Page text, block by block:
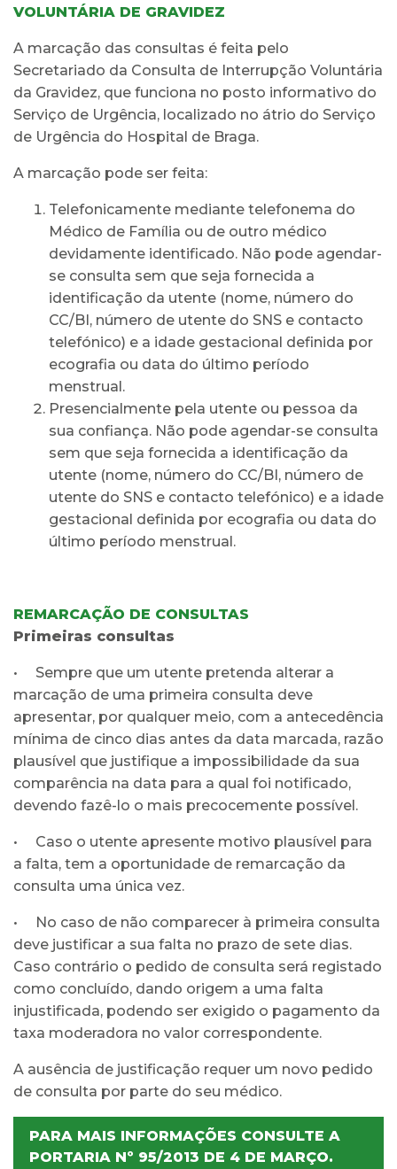
VOLUNTÁRIA DE GRAVIDEZ
A marcação das consultas é feita pelo
Secretariado da Consulta de Interrupção Voluntária
da Gravidez, que funciona no posto informativo do
Serviço de Urgência, localizado no átrio do Serviço
de Urgência do Hospital de Braga.
A marcação pode ser feita:
Telefonicamente mediante telefonema do
Médico de Família ou de outro médico
devidamente identificado. Não pode agendar-
se consulta sem que seja fornecida a
identificação da utente (nome, número do
CC/BI, número de utente do SNS e contacto
telefónico) e a idade gestacional definida por
ecografia ou data do último período
menstrual.
Presencialmente pela utente ou pessoa da
sua confiança. Não pode agendar-se consulta
sem que seja fornecida a identificação da
utente (nome, número do CC/BI, número de
utente do SNS e contacto telefónico) e a idade
gestacional definida por ecografia ou data do
último período menstrual.
REMARCAÇÃO DE CONSULTAS
Primeiras consultas
• Sempre que um utente pretenda alterar a
marcação de uma primeira consulta deve
apresentar, por qualquer meio, com a antecedência
mínima de cinco dias antes da data marcada, razão
plausível que justifique a impossibilidade da sua
comparência na data para a qual foi notificado,
devendo fazê-lo o mais precocemente possível.
• Caso o utente apresente motivo plausível para
a falta, tem a oportunidade de remarcação da
consulta uma única vez.
• No caso de não comparecer à primeira consulta
deve justificar a sua falta no prazo de sete dias.
Caso contrário o pedido de consulta será registado
como concluído, dando origem a uma falta
injustificada, podendo ser exigido o pagamento da
taxa moderadora no valor correspondente.
A ausência de justificação requer um novo pedido
de consulta por parte do seu médico.
PARA MAIS INFORMAÇÕES CONSULTE A
PORTARIA Nº 95/2013 DE 4 DE MARÇO.